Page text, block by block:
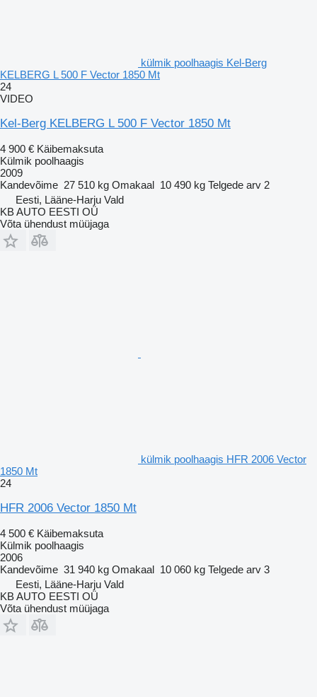
külmik poolhaagis Kel-Berg
KELBERG L 500 F Vector 1850 Mt
24
VIDEO
Kel-Berg KELBERG L 500 F Vector 1850 Mt
4 900 € Käibemaksuta
Külmik poolhaagis
2009
Kandevõime 27 510 kg Omakaal 10 490 kg Telgede arv 2
Eesti, Lääne-Harju Vald
KB AUTO EESTI OÜ
Võta ühendust müüjaga
külmik poolhaagis HFR 2006 Vector
1850 Mt
24
HFR 2006 Vector 1850 Mt
4 500 € Käibemaksuta
Külmik poolhaagis
2006
Kandevõime 31 940 kg Omakaal 10 060 kg Telgede arv 3
Eesti, Lääne-Harju Vald
KB AUTO EESTI OÜ
Võta ühendust müüjaga